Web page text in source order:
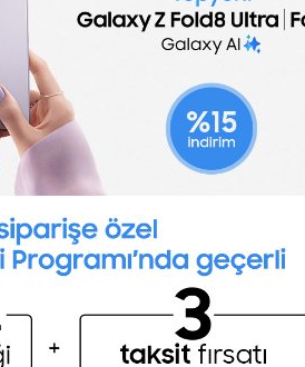
gelişim planını
ister misin ?